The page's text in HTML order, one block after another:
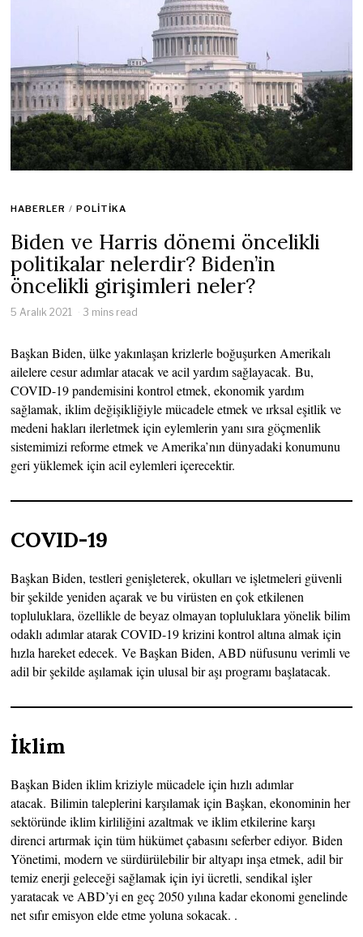
HABERLER / POLITIKA
Biden ve Harris dönemi öncelikli
politikalar nelerdir? Biden’in
öncelikli girişimleri neler?
5 Aralık 2021 3 mins read
Başkan Biden, ülke yakınlaşan krizlerle boğuşurken Amerikalı
ailelere cesur adımlar atacak ve acil yardım sağlayacak. Bu,
COVID-19 pandemisini kontrol etmek, ekonomik yardım
sağlamak, iklim değişikliğiyle mücadele etmek ve ırksal eşitlik ve
medeni hakları ilerletmek için eylemlerin yanı sıra göçmenlik
sistemimizi reforme etmek ve Amerika’nın dünyadaki konumunu
geri yüklemek için acil eylemleri içerecektir.
COVID-19
Başkan Biden, testleri genişleterek, okulları ve işletmeleri güvenli
bir şekilde yeniden açarak ve bu virüsten en çok etkilenen
topluluklara, özellikle de beyaz olmayan topluluklara yönelik bilim
odaklı adımlar atarak COVID-19 krizini kontrol altına almak için
hızla hareket edecek. Ve Başkan Biden, ABD nüfusunu verimli ve
adil bir şekilde aşılamak için ulusal bir aşı programı başlatacak.
İklim
Başkan Biden iklim kriziyle mücadele için hızlı adımlar
atacak. Bilimin taleplerini karşılamak için Başkan, ekonominin her
sektöründe iklim kirliliğini azaltmak ve iklim etkilerine karşı
direnci artırmak için tüm hükümet çabasını seferber ediyor. Biden
Yönetimi, modern ve sürdürülebilir bir altyapı inşa etmek, adil bir
temiz enerji geleceği sağlamak için iyi ücretli, sendikal işler
yaratacak ve ABD’yi en geç 2050 yılına kadar ekonomi genelinde
net sıfır emisyon elde etme yoluna sokacak. .